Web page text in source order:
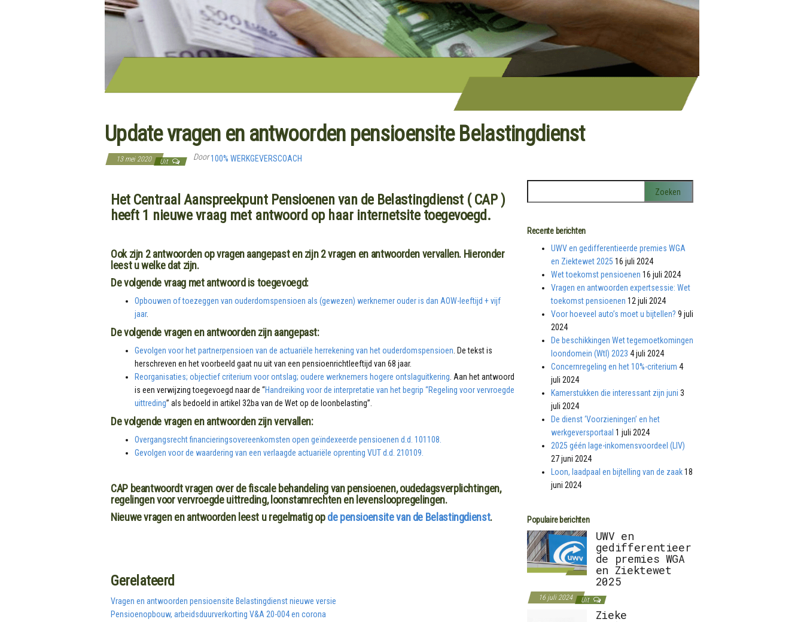
Update vragen en antwoorden pensioensite Belastingdienst
13 mei 2020 Uit Door100% WERKGEVERSCOACH
Het Centraal Aanspreekpunt Pensioenen van de Belastingdienst ( CAP )
heeft 1 nieuwe vraag met antwoord op haar internetsite toegevoegd.
Ook zijn 2 antwoorden op vragen aangepast en zijn 2 vragen en antwoorden vervallen. Hieronder
leest u welke dat zijn.
De volgende vraag met antwoord is toegevoegd:
Opbouwen of toezeggen van ouderdomspensioen als (gewezen) werknemer ouder is dan AOW-leeftijd + vijf
jaar.
De volgende vragen en antwoorden zijn aangepast:
Gevolgen voor het partnerpensioen van de actuariële herrekening van het ouderdomspensioen . De tekst is
herschreven en het voorbeeld gaat nu uit van een pensioenrichtleeftijd van 68 jaar.
Reorganisaties; objectief criterium voor ontslag; oudere werknemers hogere ontslaguitkering . Aan het antwoord
is een verwijzing toegevoegd naar de “Handreiking voor de interpretatie van het begrip “Regeling voor vervroegde
uittreding” als bedoeld in artikel 32ba van de Wet op de loonbelasting”.
De volgende vragen en antwoorden zijn vervallen:
Overgangsrecht financieringsovereenkomsten open geïndexeerde pensioenen d.d. 101108.
Gevolgen voor de waardering van een verlaagde actuariële oprenting VUT d.d. 210109.
CAP beantwoordt vragen over de fiscale behandeling van pensioenen, oudedagsverplichtingen,
regelingen voor vervroegde uittreding, loonstamrechten en levensloopregelingen.
Nieuwe vragen en antwoorden leest u regelmatig opde pensioensite van de Belastingdienst.
Gerelateerd
Vragen en antwoorden pensioensite Belastingdienst nieuwe versie
Pensioenopbouw, arbeidsduurverkorting V&A 20-004 en corona
Recente berichten
UWV en gedifferentieerde premies WGA
en Ziektewet 2025 16 juli 2024
Wet toekomst pensioenen 16 juli 2024
Vragen en antwoorden expertsessie: Wet
toekomst pensioenen 12 juli 2024
Voor hoeveel auto’s moet u bijtellen? 9 juli
2024
De beschikkingen Wet tegemoetkomingen
loondomein (Wtl) 2023 4 juli 2024
Concernregeling en het 10%-criterium 4
juli 2024
Kamerstukken die interessant zijn juni 3
juli 2024
De dienst ‘Voorzieningen’ en het
werkgeversportaal 1 juli 2024
2025 géén lage-inkomensvoordeel (LIV)
27 juni 2024
Loon, laadpaal en bijtelling van de zaak 18
juni 2024
Populaire berichten
UWV en
gedifferentieer
de premies WGA
en Ziektewet
2025
16 juli 2024 Uit
Zieke